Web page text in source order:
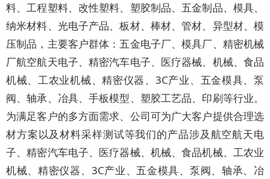
料、工程塑料、改性塑料、塑胶制品、五金制品、模具、
纳米材料、光电子产品、板材、棒材、管材、异型材、模
压制品，主要客户群体：五金电子厂、模具厂、精密机械
厂航空航天电子、精密汽车电子、医疗器械、机械、食品
机械、工农业机械、精密仪器、3C产业、五金模具、泵
阀、轴承、冶具、手板模型、塑胶工艺品、印刷等行业。
为满足客户的多方面需求、公司可为广大客户提供合理选
材方案以及材料采样测试等我们的产品涉及航空航天电
子、精密汽车电子、医疗器械、机械、食品机械、工农业
机械、精密仪器、3C产业、五金模具、泵阀、轴承、冶